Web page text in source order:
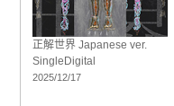
正解世界 Japanese ver.
Single Digital
2025/12/17